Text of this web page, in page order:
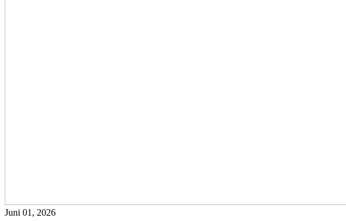
Juni 01, 2026